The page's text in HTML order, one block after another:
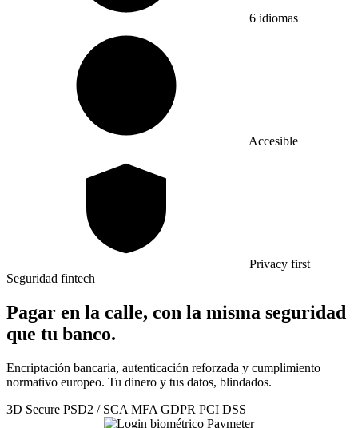
6 idiomas
Accesible
Privacy first
Seguridad fintech
Pagar en la calle, con la misma seguridad
que tu banco.
Encriptación bancaria, autenticación reforzada y cumplimiento
normativo europeo. Tu dinero y tus datos, blindados.
3D Secure PSD2 / SCA MFA GDPR PCI DSS